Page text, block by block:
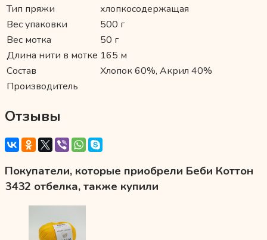
Тип пряжи
хлопкосодержащая
Вес упаковки
500 г
Вес мотка
50 г
Длина нити в мотке 165 м
Состав
Хлопок 60%, Акрил 40%
Производитель
Отзывы
Покупатели, которые приобрели Беби Коттон
3432 отбелка, также купили